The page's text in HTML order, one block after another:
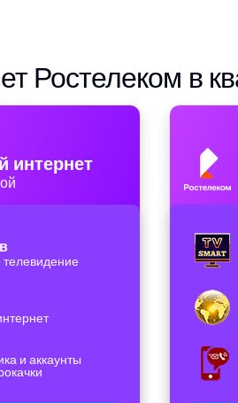
Ростелеком в
интернет
телевидение
и аккаунты